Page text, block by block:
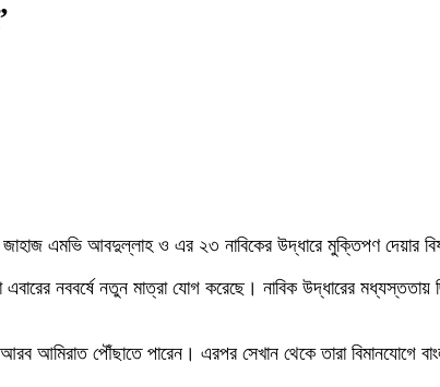
জাহাজ এমভি আবদুল্লাহ ও এর ২৩ নাবিকের উদ্ধারে মুক্তিপণ দেয়ার
এবারের নববর্ষে নতুন মাত্রা যোগ করেছে। নাবিক উদ্ধারের
আমিরাত পৌঁছাতে পারেন। এরপর সেখান থেকে তারা বিমানযোগে